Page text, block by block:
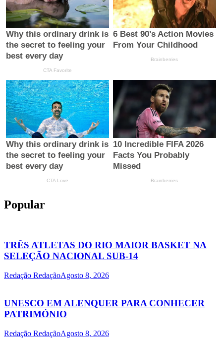
Popular
TRÊS ATLETAS DO RIO MAIOR BASKET NA
SELEÇÃO NACIONAL SUB-14
Redação RedaçãoAgosto 8, 2026
UNESCO EM ALENQUER PARA CONHECER
PATRIMÓNIO
Redação RedaçãoAgosto 8, 2026